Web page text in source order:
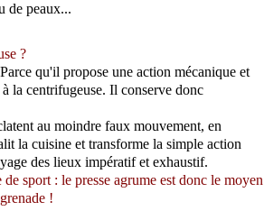
de peaux...
?
qu'il propose une action mécanique et
la centrifugeuse. Il conserve donc
au moindre faux mouvement, en
la cuisine et transforme la simple action
des lieux impératif et exhaustif.
sport : le presse agrume est donc le moyen
!